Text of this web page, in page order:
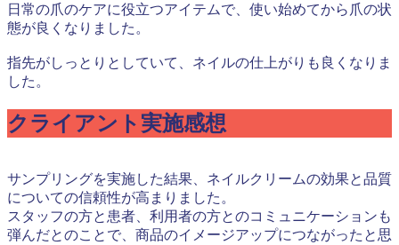
日常の爪のケアに役立つアイテムで、使い始めてから爪の状
態が良くなりました。
指先がしっとりとしていて、ネイルの仕上がりも良くなりま
した。
クライアント実施感想
サンプリングを実施した結果、ネイルクリームの効果と品質
についての信頼性が高まりました。
スタッフの方と患者、利用者の方とのコミュニケーションも
弾んだとのことで、商品のイメージアップにつながったと思